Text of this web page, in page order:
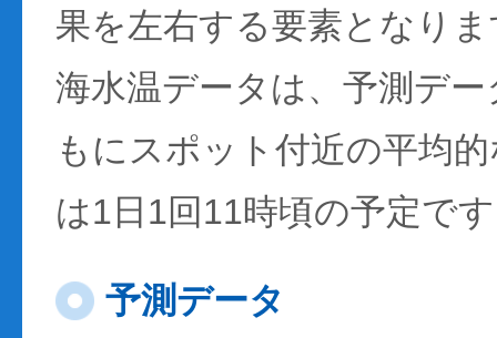
果を左右する要素となり
海水温データは、予測デ
もにスポット付近の平均
は1日1回11時頃の予定で
予測データ